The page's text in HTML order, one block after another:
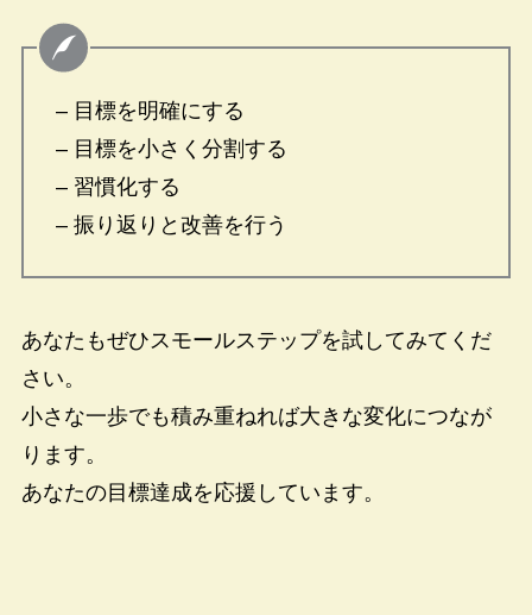
– 目標を明確にする
– 目標を小さく分割する
– 習慣化する
– 振り返りと改善を行う
あなたもぜひスモールステップを試してみてくだ
さい。
小さな一歩でも積み重ねれば大きな変化につなが
ります。
あなたの目標達成を応援しています。